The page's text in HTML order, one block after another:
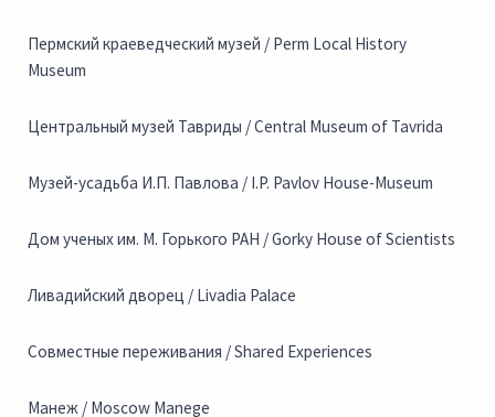
Пермский краеведческий музей / Perm Local History
Museum
Центральный музей Тавриды / Central Museum of Tavrida
Музей-усадьба И.П. Павлова / I.P. Pavlov House-Museum
Дом ученых им. М. Горького РАН / Gorky House of Scientists
Ливадийский дворец / Livadia Palace
Совместные переживания / Shared Experiences
Манеж / Moscow Manege